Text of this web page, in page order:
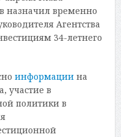
назначил временно
Агентства
34-летнего
информациина
участие в
политики в